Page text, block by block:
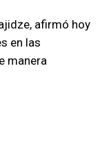
afirmó hoy
en las
manera